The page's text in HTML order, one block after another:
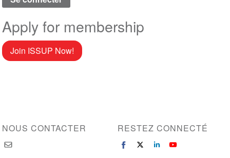
Apply for membership
Join ISSUP Now!
NOUS CONTACTER RESTEZ CONNECTÉ